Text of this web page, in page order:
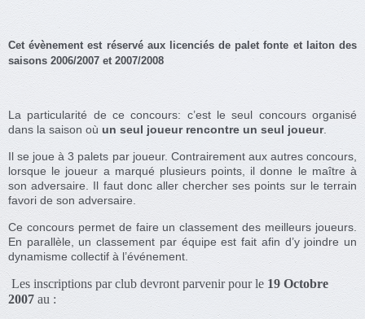
Cet évènement est réservé aux licenciés de palet fonte et laiton des
saisons 2006/2007 et 2007/2008
La particularité de ce concours: c’est le seul concours organisé
dans la saison où un seul joueur rencontre un seul joueur.
Il se joue à 3 palets par joueur. Contrairement aux autres concours,
lorsque le joueur a marqué plusieurs points, il donne le maître à
son adversaire. Il faut donc aller chercher ses points sur le terrain
favori de son adversaire.
Ce concours permet de faire un classement des meilleurs joueurs.
En parallèle, un classement par équipe est fait afin d’y joindre un
dynamisme collectif à l’événement.
Les inscriptions par club devront parvenir pour le 19 Octobre
2007 au :